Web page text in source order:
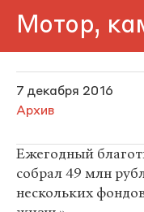
Мотор,
7 декабря 2016
Архив
Ежегодный
собрал 49 млн
нескольких